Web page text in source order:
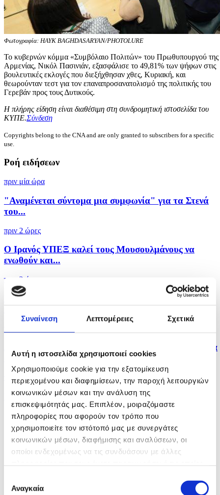
Συναίνεση Λεπτομέρειες Σχετικά
Αυτή η ιστοσελίδα χρησιμοποιεί cookies
Χρησιμοποιούμε cookie για την εξατομίκευση
περιεχομένου και διαφημίσεων, την παροχή λειτουργιών
κοινωνικών μέσων και την ανάλυση της
επισκεψιμότητάς μας. Επιπλέον, μοιραζόμαστε
πληροφορίες που αφορούν τον τρόπο που
χρησιμοποιείτε τον ιστότοπό μας με συνεργάτες
κοινωνικών μέσων, διαφήμισης και αναλύσεων, οι
οποίοι ενδεχομένως να τις συνδυάσουν με άλλες
των υπηρεσιών τους.
συγκατάθεσης
Αναγκαία
Φωτογραφία: HAYK BAGHDASARYAN/PHOTOLURE
Το κυβερνών κόμμα «Συμβόλαιο Πολιτών» του Πρωθυπουργού της
Αρμενίας, Νικόλ Πασινιάν, εξασφάλισε το 49,81% των ψήφων στις
βουλευτικές εκλογές που διεξήχθησαν χθες, Κυριακή, και
θεωρούνταν τεστ για τον επαναπροσανατολισμό της πολιτικής του
Γερεβάν προς τους Δυτικούς.
Η πλήρης είδηση είναι διαθέσιμη στη συνδρομητική ιστοσελίδα του
ΚΥΠΕ.Σύνδεση
Copyrights belong to the CNA and are only granted to subscribers for a specific
use.
Ροή ειδήσεων
πριν μία ώρα
"Αναμένεται σύντομα μια συμφωνία" για τα Στενά
του...
πριν 2 ώρες
Ο Ιρανός ΥΠΕΞ καλεί τους Μουσουλμάνους να
ενωθούν και...
πριν 2 ώρες
Πολλαπλά μηνύματα από αμυντική συμφωνία Σ.
Αραβίας,...
Δύο νεκροί και έξι τραυματίες από ρωσικά πλήγματα
στο...
Η Αμερικανική Γερουσία ενέκρινε νέες κυρώσεις σε
βάρος...